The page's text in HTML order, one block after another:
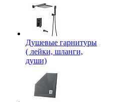
Душевые гарнитуры
( лейки, шланги,
души)